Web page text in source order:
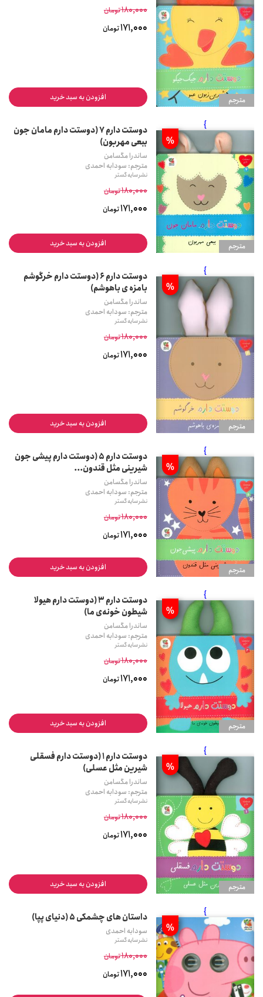
مترجم
180,000تومان
171,000تومان
افزودن به سبد خرید
مترجم
}
%
دوستت دارم 7 (دوستت دارم مامان جون
ببعی مهربون)
ساندرا مگسامن
مترجم: سودابه احمدی
نشر سایه گستر
180,000تومان
171,000تومان
افزودن به سبد خرید
مترجم
}
%
دوستت دارم 6 (دوستت دارم خرگوشم
بامزه ی باهوشم)
ساندرا مگسامن
مترجم: سودابه احمدی
نشر سایه گستر
180,000تومان
171,000تومان
افزودن به سبد خرید
مترجم
}
%
دوستت دارم 5 (دوستت دارم پیشی جون
شیرینی مثل قندون...
ساندرا مگسامن
مترجم: سودابه احمدی
نشر سایه گستر
180,000تومان
171,000تومان
افزودن به سبد خرید
مترجم
}
%
دوستت دارم 3 (دوستت دارم هیولا
شیطون خونه‌ی ما)
ساندرا مگسامن
مترجم: سودابه احمدی
نشر سایه گستر
180,000تومان
171,000تومان
افزودن به سبد خرید
مترجم
}
%
دوستت دارم 1 (دوستت دارم فسقلی
شیرین مثل عسلی)
ساندرا مگسامن
مترجم: سودابه احمدی
نشر سایه گستر
180,000تومان
171,000تومان
افزودن به سبد خرید
}
%
داستان های چشمکی 5 (دنیای پپا)
سودابه احمدی
نشر سایه گستر
180,000تومان
171,000تومان